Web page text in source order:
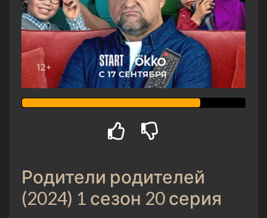
Родители родителей
(2024) 1 сезон 20 серия